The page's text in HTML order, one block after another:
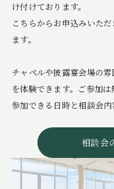
け付けております。
こちらからお申込みいた
ます。
チャペルや披露宴会場の
を体験できます。ご参加は
参加できる日時と相談会
相談会